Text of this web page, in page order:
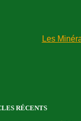
RÉCENTS